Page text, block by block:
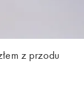
z przodu
zł (0%). Było